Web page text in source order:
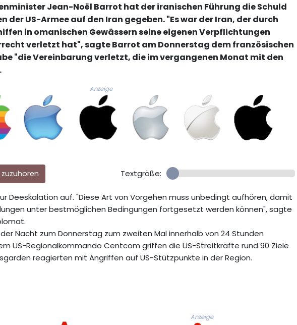
Jean-Noël Barrot hat der iranischen Führung die Schuld
der US-Armee auf den Iran gegeben. "Es war der Iran, der durch
in omanischen Gewässern seine eigenen Verpflichtungen
verletzt hat", sagte Barrot am Donnerstag dem französischen
"die Vereinbarung verletzt, die im vergangenen Monat mit den
Anzeige
Textgröße:
Deeskalation auf. "Diese Art von Vorgehen muss unbedingt aufhören, damit
unter bestmöglichen Bedingungen fortgesetzt werden können", sagte
Nacht zum Donnerstag zum zweiten Mal innerhalb von 24 Stunden
US-Regionalkommando Centcom griffen die US-Streitkräfte rund 90 Ziele
reagierten mit Angriffen auf US-Stützpunkte in der Region.
Anzeige